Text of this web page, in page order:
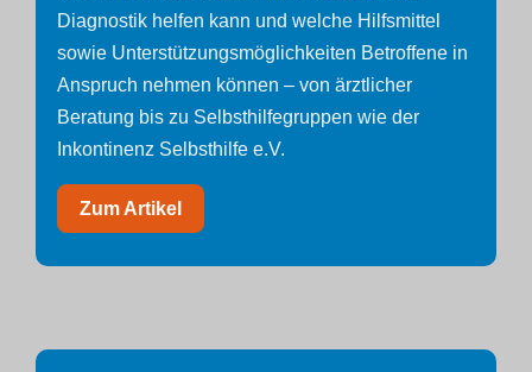
Diagnostik helfen kann und welche Hilfsmittel
sowie Unterstützungsmöglichkeiten Betroffene in
Anspruch nehmen können – von ärztlicher
Beratung bis zu Selbsthilfegruppen wie der
Inkontinenz Selbsthilfe e.V.
Zum Artikel